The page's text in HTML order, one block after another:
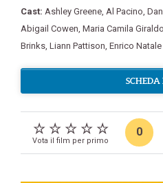
Cast: Ashley Greene Al Pacino
Abigail Cowen Maria Camila Giraldo
Brinks Liann Pattison Enrico Natale
SCHEDA
Vota il film per primo
0